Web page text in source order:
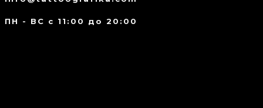
ПН - ВС с 11:00 до 20:00